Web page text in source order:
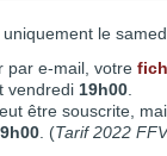
le
par e-mail, votre
vendredi 19h00.
être souscrite,
. (Tarif 2022